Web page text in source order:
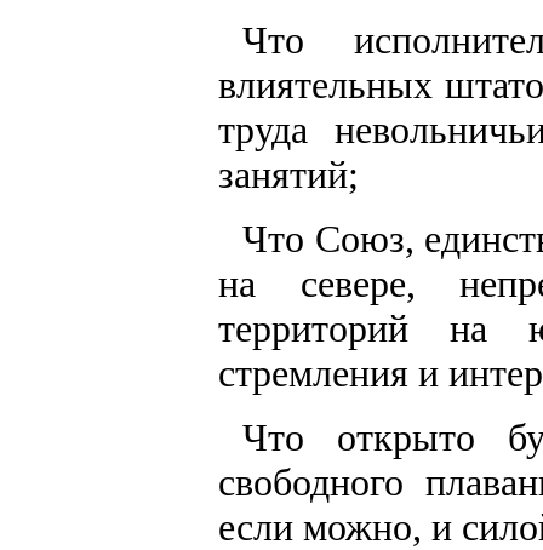
Что
влиятельных
труда
занятий;
Что Союз,
на севере,
территорий на
стремления и
Что открыто
свободного
если можно, и